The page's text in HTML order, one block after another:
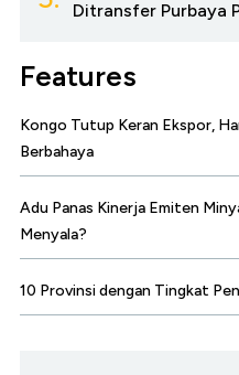
Ditransfer Purbaya
Features
Kongo Tutup Keran Ekspor,
Berbahaya
Adu Panas Kinerja Emiten
Menyala?
10 Provinsi dengan Tingkat